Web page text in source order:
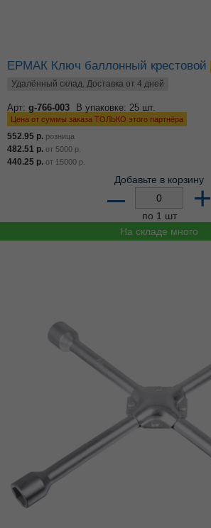
ЕРМАК Ключ баллонный крестовой
Удалённый склад. Доставка от 4 дней
Арт: g-766-003 В упаковке: 25 шт.
Цена от суммы заказа ТОЛЬКО этого партнёра
552.95 р. розница
482.51 р. от 5000 р.
440.25 р. от 15000 р.
Добавьте в корзину
– +
по 1 шт
На складе много